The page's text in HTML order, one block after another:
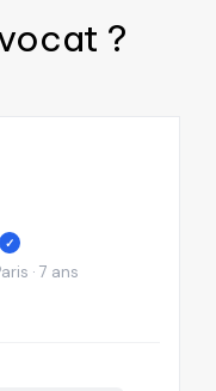
?
✓
· 7 ans